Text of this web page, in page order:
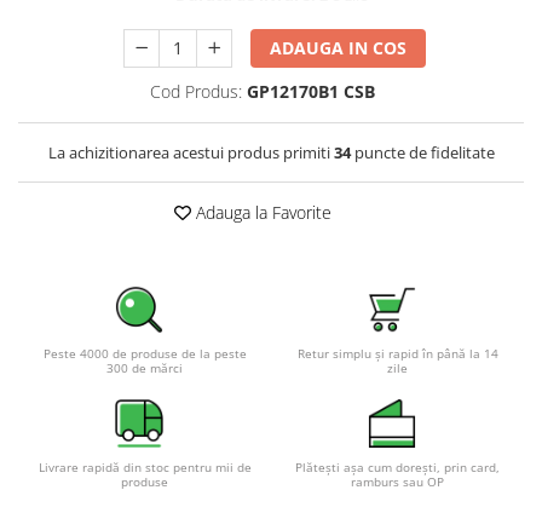
Pachete complete stocare energie
Sisteme de Stocare Comerciale
mica (rulota/caravan/case de
vacanta)
Sisteme fotovoltaice profesionale
Statii de incarcare
Cabluri de incarcare vehicule
Prize de incarcare vehicule
ADAUGA IN COS
Cod Produs: GP12170B1 CSB
La achizitionarea acestui produs primiti34puncte de fidelitate
Adauga la Favorite
Peste 4000 de produse de la peste
300 de mărci
Retur simplu și rapid în până la 14
zile
Livrare rapidă din stoc pentru mii de
produse
Plătești așa cum dorești, prin card,
ramburs sau OP